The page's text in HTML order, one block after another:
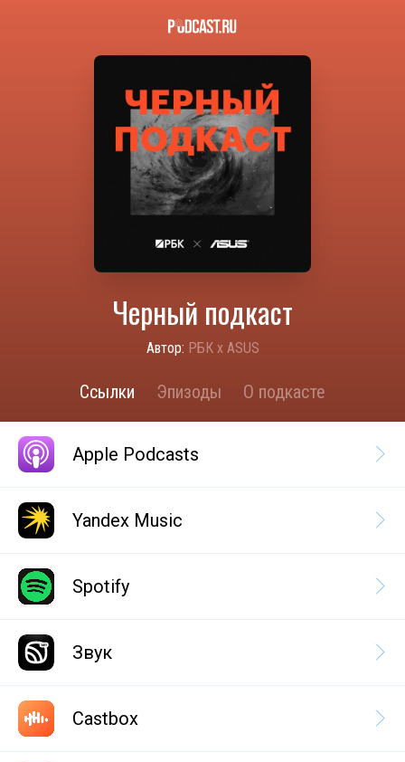
Черный подкаст
Автор: РБК х ASUS
Ссылки Эпизоды О подкасте
Apple Podcasts
Yandex Music
Spotify
Звук
Castbox